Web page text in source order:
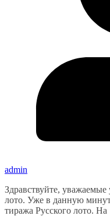
admin
Здравствуйте,
лото. Уже в данную
тиража Русского лото. На